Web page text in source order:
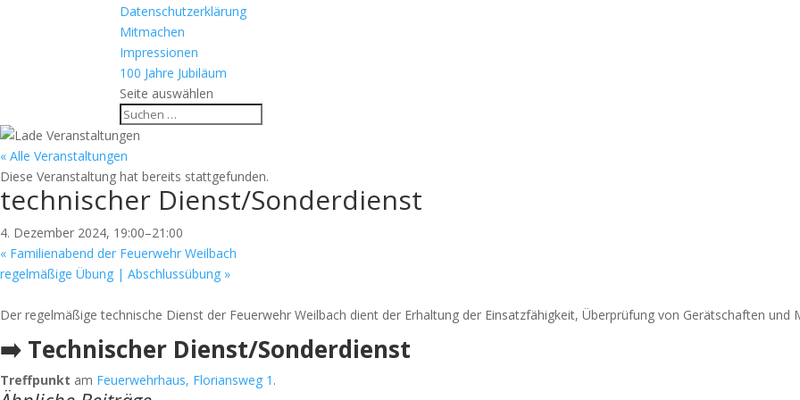
Datenschutzerklärung
Mitmachen
Impressionen
100 Jahre Jubiläum
Seite auswählen
« Alle Veranstaltungen
Diese Veranstaltung hat bereits stattgefunden.
technischer Dienst/Sonderdienst
4. Dezember 2024, 19:00–21:00
« Familienabend der Feuerwehr Weilbach
regelmäßige Übung | Abschlussübung »
Der regelmäßige technische Dienst der Feuerwehr Weilbach dient der Erhaltung der Einsatzfähigkeit, Überprüfung von Gerätschaften und
➡️ Technischer Dienst/Sonderdienst
Treffpunkt am Feuerwehrhaus, Floriansweg 1 .